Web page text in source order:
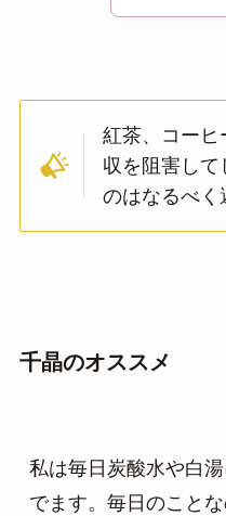
紅茶、コーヒ
収を阻害して
のはなるべく
千晶のオススメ
私は毎日炭酸水や白
でます。毎日のこと